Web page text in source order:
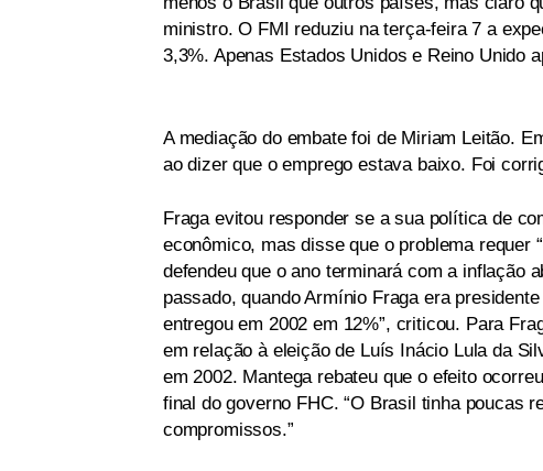
ministro. O FMI reduziu na terça-feira 7 a
3,3%. Apenas Estados Unidos e Reino Unido
A mediação do embate foi de Miriam Leitão.
ao dizer que o emprego estava baixo. Foi
Fraga evitou responder se a sua política de
econômico, mas disse que o problema requer
defendeu que o ano terminará com a inflação
passado, quando Armínio Fraga era
entregou em 2002 em 12%”, criticou. Para
em relação à eleição de Luís Inácio Lula da
em 2002. Mantega rebateu que o efeito
final do governo FHC. “O Brasil tinha poucas
compromissos.”